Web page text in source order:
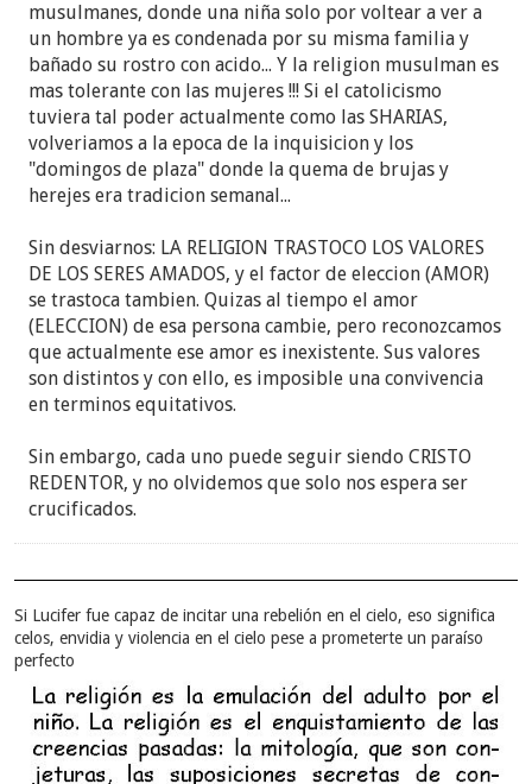
musulmanes, donde una niña solo por voltear a ver a
un hombre ya es condenada por su misma familia y
bañado su rostro con acido... Y la religion musulman es
mas tolerante con las mujeres !!! Si el catolicismo
tuviera tal poder actualmente como las SHARIAS,
volveriamos a la epoca de la inquisicion y los
"domingos de plaza" donde la quema de brujas y
herejes era tradicion semanal...
Sin desviarnos: LA RELIGION TRASTOCO LOS VALORES
DE LOS SERES AMADOS, y el factor de eleccion (AMOR)
se trastoca tambien. Quizas al tiempo el amor
(ELECCION) de esa persona cambie, pero reconozcamos
que actualmente ese amor es inexistente. Sus valores
son distintos y con ello, es imposible una convivencia
en terminos equitativos.
Sin embargo, cada uno puede seguir siendo CRISTO
REDENTOR, y no olvidemos que solo nos espera ser
crucificados.
Si Lucifer fue capaz de incitar una rebelión en el cielo, eso significa
celos, envidia y violencia en el cielo pese a prometerte un paraíso
perfecto